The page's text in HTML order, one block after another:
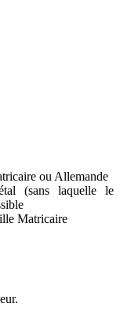
ou Allemande
(sans laquelle le
Matricaire